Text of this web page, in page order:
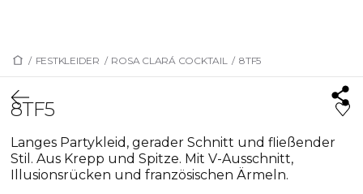
/ FESTKLEIDER / ROSA CLARÁ COCKTAIL / 8TF5
8TF5
Langes Partykleid, gerader Schnitt und fließender
Stil. Aus Krepp und Spitze. Mit V-Ausschnitt,
Illusionsrücken und französischen Ärmeln.